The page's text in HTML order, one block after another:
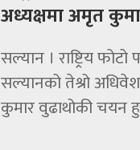
अध्यक्षमा अमृत
सल्यान । राष्ट्रिय
सल्यानको तेश्रो
कुमार वुढाथोकी चयन